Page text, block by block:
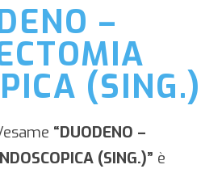
–
(SING.)
“DUODENO –
(SING.)” è